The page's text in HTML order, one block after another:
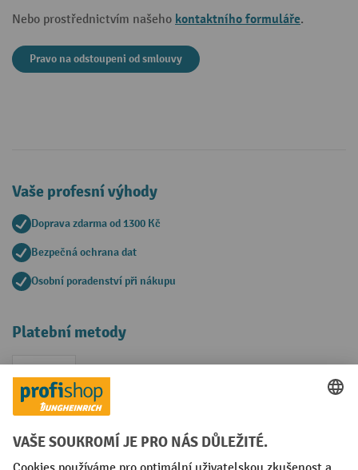
Nebo prostřednictvím našeho kontaktního formuláře.
Pravo na odstoupeni od smlouvy
Vaše profesní výhody
Doprava zdarma od 1300 Kč
Bezpečná ochrana dat
Osobní poradenství při nákupu
Platební metody
Faktura
Sociální sítě
Facebook
YouTubeLinkedIn